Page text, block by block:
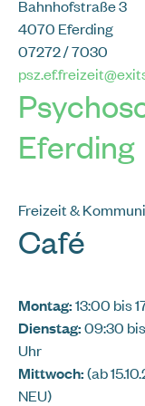
Bahnhofstraße 3
4070 Eferding
07272 / 7030
Eferding
Freizeit &
Café
Montag:13:00 bis
Dienstag:09:30
Uhr
Mittwoch:(ab
NEU)